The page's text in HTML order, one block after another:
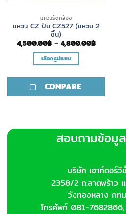
แหวนรัดกล้อง
แหวน CZ ปืน CZ527 (แหวน 2
ชิ้น)
4,500.00฿ – 4,800.00฿Price
range:
เลือกรูปแบบ
product
has
options
may
the
product
page
COMPARE
สอบถามข้อมู
บริษัท เอาท์ดอร์วิ
2358/2 ถ.ลาดพร้าว
วังทองหลาง กท
โทรศัพท์ 081-